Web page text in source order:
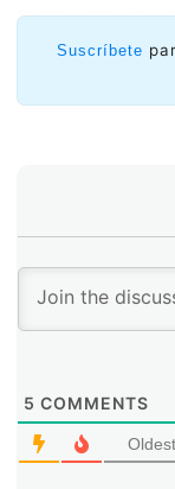
razón por la
organismos de
quieren admitir
malgastado la
Suscríbete
5 COMMENTS
Oldest